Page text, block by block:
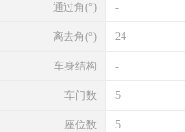
通过角(°) -
离去角(°) 24
车身结构 -
车门数 5
座位数 5